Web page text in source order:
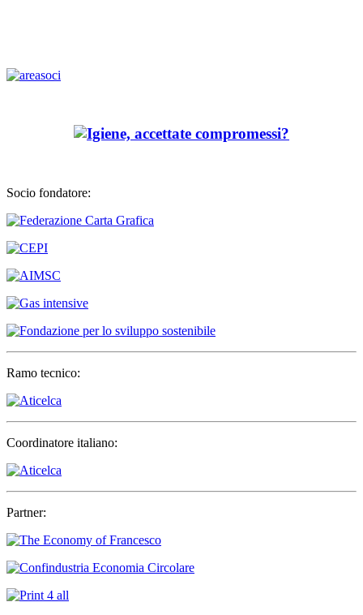
Socio fondatore:
Ramo tecnico:
Coordinatore italiano:
Partner: